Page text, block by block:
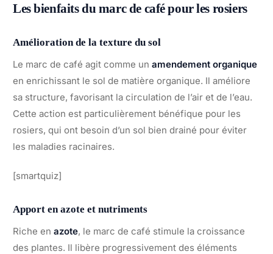
Les bienfaits du marc de café pour les rosiers
Amélioration de la texture du sol
Le marc de café agit comme un amendement organique
en enrichissant le sol de matière organique. Il améliore
sa structure, favorisant la circulation de l’air et de l’eau.
Cette action est particulièrement bénéfique pour les
rosiers, qui ont besoin d’un sol bien drainé pour éviter
les maladies racinaires.
[smartquiz]
Apport en azote et nutriments
Riche en azote, le marc de café stimule la croissance
des plantes. Il libère progressivement des éléments